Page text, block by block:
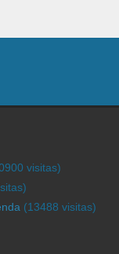
visitas)
(13488 visitas)